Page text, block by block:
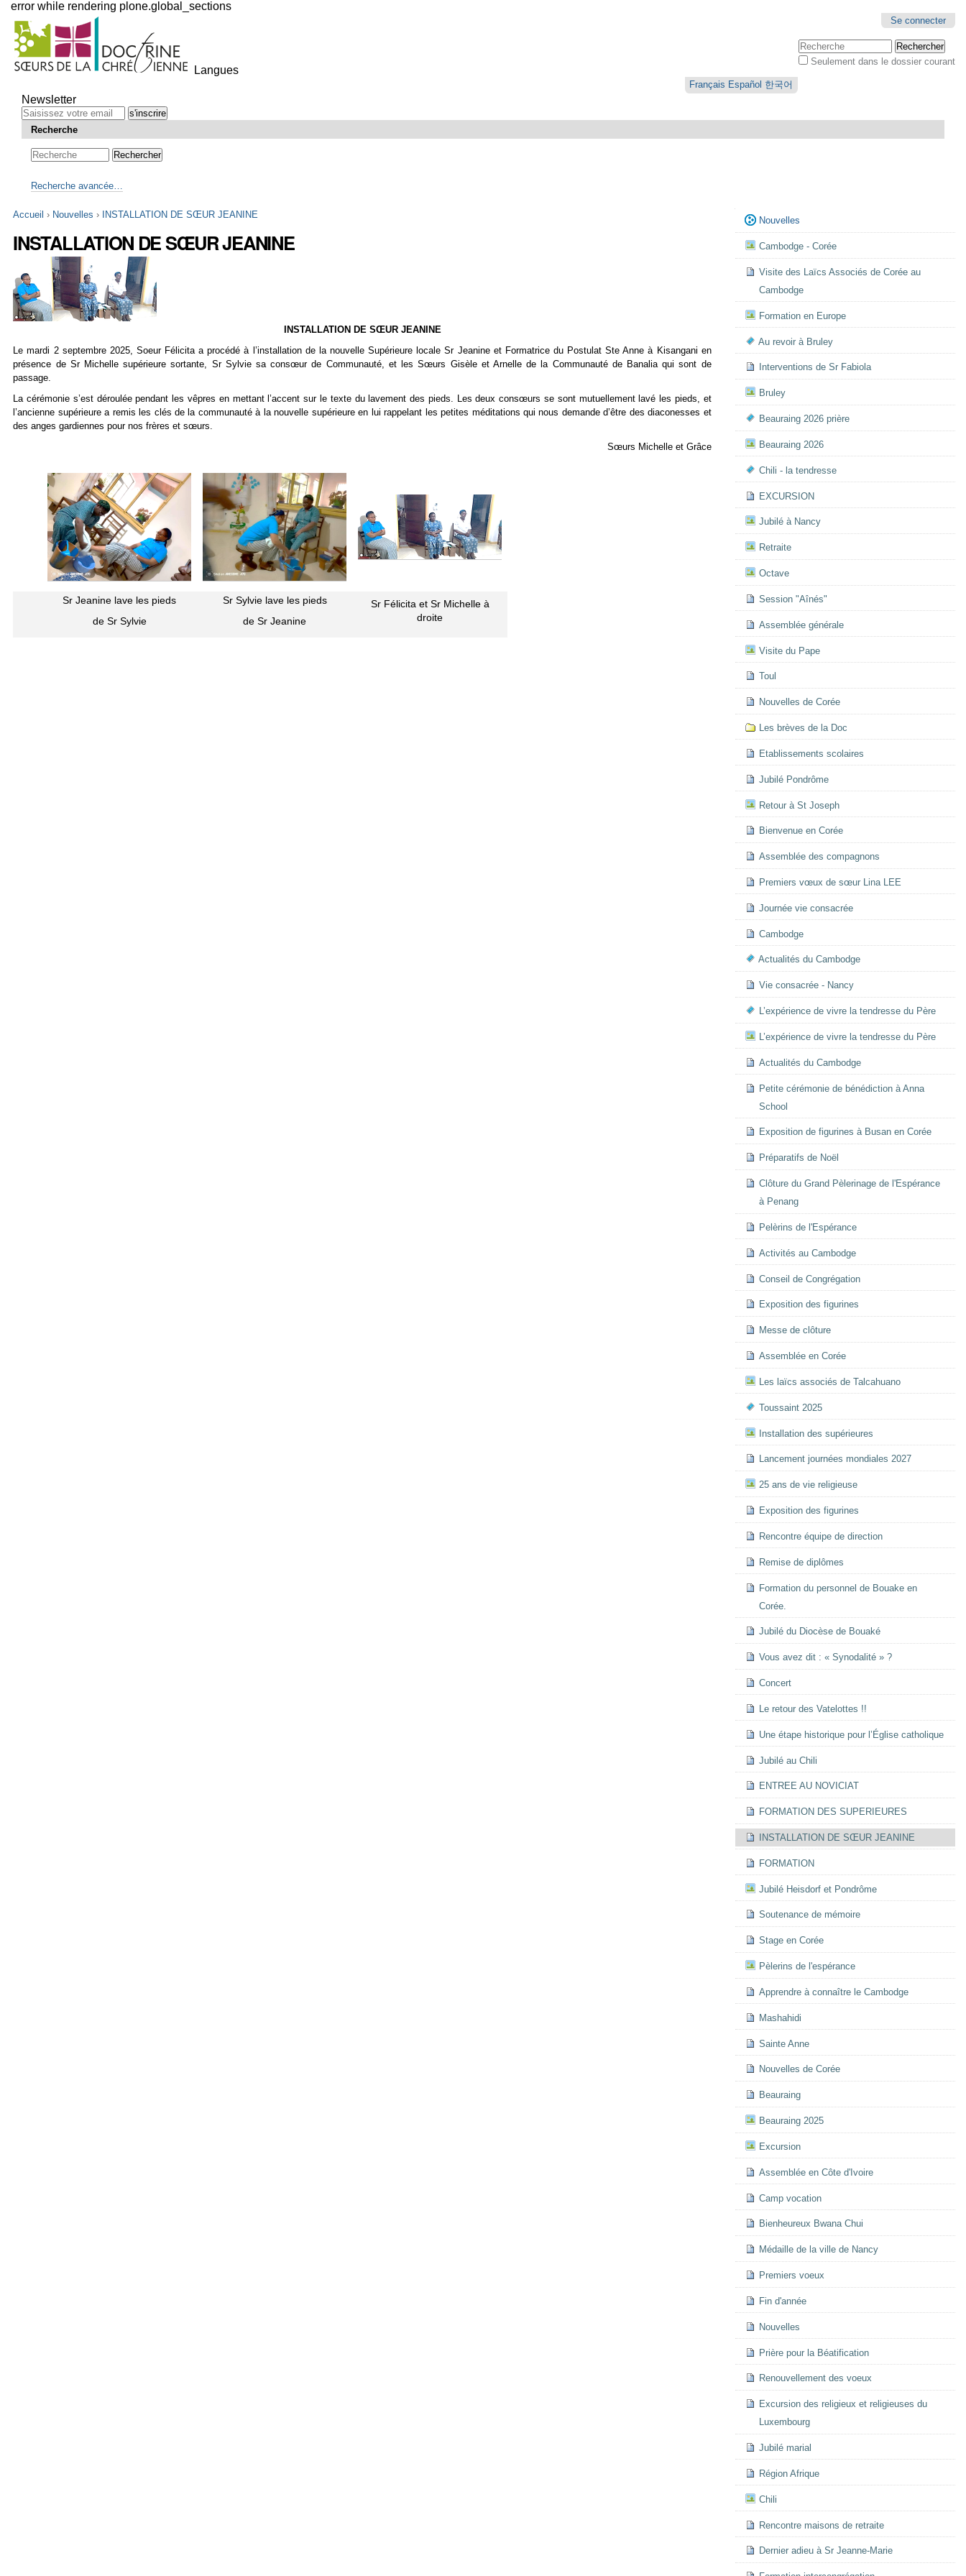
error while rendering plone.global_sections
Outils
personnels
Se connecter
Chercher par
Seulement dans le dossier courant
Langues
Français Español 한국어
au
contenu.
Aller
Newsletter
Recherche
Recherche avancée…
Accueil › Nouvelles › INSTALLATION DE SŒUR JEANINE
INSTALLATION DE SŒUR JEANINE
INSTALLATION DE SŒUR JEANINE
Le mardi 2 septembre 2025, Soeur Félicita a procédé à l’installation de la nouvelle Supérieure locale Sr Jeanine et Formatrice du Postulat Ste Anne à Kisangani en
présence de Sr Michelle supérieure sortante, Sr Sylvie sa consœur de Communauté, et les Sœurs Gisèle et Arnelle de la Communauté de Banalia qui sont de
passage.
La cérémonie s’est déroulée pendant les vêpres en mettant l’accent sur le texte du lavement des pieds. Les deux consœurs se sont mutuellement lavé les pieds, et
l’ancienne supérieure a remis les clés de la communauté à la nouvelle supérieure en lui rappelant les petites méditations qui nous demande d’être des diaconesses et
des anges gardiennes pour nos frères et sœurs.
Sœurs Michelle et Grâce
Sr Jeanine lave les pieds
de Sr Sylvie
Sr Sylvie lave les pieds
de Sr Jeanine
Sr Félicita et Sr Michelle à
droite
Navigation
Nouvelles
Cambodge - Corée
Visite des Laïcs Associés de Corée au
Cambodge
Formation en Europe
Au revoir à Bruley
Interventions de Sr Fabiola
Bruley
Beauraing 2026 prière
Beauraing 2026
Chili - la tendresse
EXCURSION
Jubilé à Nancy
Retraite
Octave
Session "Aînés"
Assemblée générale
Visite du Pape
Toul
Nouvelles de Corée
Les brèves de la Doc
Etablissements scolaires
Jubilé Pondrôme
Retour à St Joseph
Bienvenue en Corée
Assemblée des compagnons
Premiers vœux de sœur Lina LEE
Journée vie consacrée
Cambodge
Actualités du Cambodge
Vie consacrée - Nancy
L’expérience de vivre la tendresse du Père
L’expérience de vivre la tendresse du Père
Actualités du Cambodge
Petite cérémonie de bénédiction à Anna
School
Exposition de figurines à Busan en Corée
Préparatifs de Noël
Clôture du Grand Pèlerinage de l'Espérance
à Penang
Pelèrins de l'Espérance
Activités au Cambodge
Conseil de Congrégation
Exposition des figurines
Messe de clôture
Assemblée en Corée
Les laïcs associés de Talcahuano
Toussaint 2025
Installation des supérieures
Lancement journées mondiales 2027
25 ans de vie religieuse
Exposition des figurines
Rencontre équipe de direction
Remise de diplômes
Formation du personnel de Bouake en
Corée.
Jubilé du Diocèse de Bouaké
Vous avez dit : « Synodalité » ?
Concert
Le retour des Vatelottes !!
Une étape historique pour l’Église catholique
Jubilé au Chili
ENTREE AU NOVICIAT
FORMATION DES SUPERIEURES
INSTALLATION DE SŒUR JEANINE
FORMATION
Jubilé Heisdorf et Pondrôme
Soutenance de mémoire
Stage en Corée
Pèlerins de l'espérance
Apprendre à connaître le Cambodge
Mashahidi
Sainte Anne
Nouvelles de Corée
Beauraing
Beauraing 2025
Excursion
Assemblée en Côte d'Ivoire
Camp vocation
Bienheureux Bwana Chui
Médaille de la ville de Nancy
Premiers voeux
Fin d'année
Nouvelles
Prière pour la Béatification
Renouvellement des voeux
Excursion des religieux et religieuses du
Luxembourg
Jubilé marial
Région Afrique
Chili
Rencontre maisons de retraite
Dernier adieu à Sr Jeanne-Marie